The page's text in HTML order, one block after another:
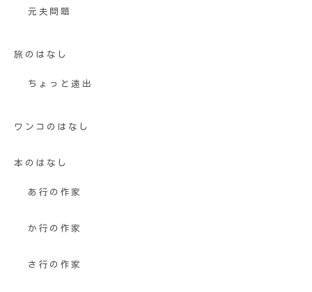
元夫問題
旅のはなし
ちょっと遠出
ワンコのはなし
本のはなし
あ行の作家
か行の作家
さ行の作家